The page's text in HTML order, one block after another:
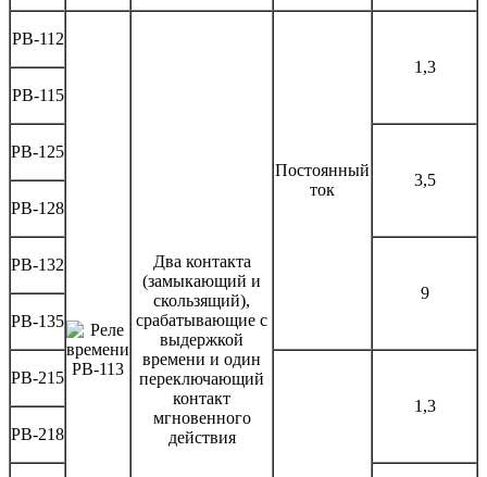
РВ-112
Два контакта
(замыкающий и
скользящий),
срабатывающие с
выдержкой
времени и один
переключающий
контакт
мгновенного
действия
Постоянный
ток
1,3
РВ-115
РВ-125
3,5
РВ-128
РВ-132
9
РВ-135
РВ-215
1,3
РВ-218